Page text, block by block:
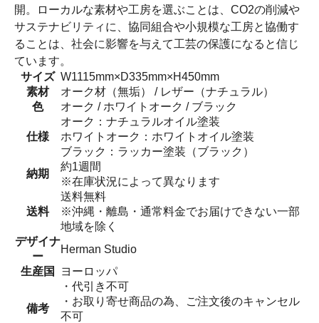
開。ローカルな素材や工房を選ぶことは、CO2の削減や
サステナビリティに、協同組合や小規模な工房と協働す
ることは、社会に影響を与えて工芸の保護になると信じ
ています。
サイズ W1115mm×D335mm×H450mm
素材
オーク材（無垢） / レザー（ナチュラル）
色
オーク / ホワイトオーク / ブラック
仕様
オーク：ナチュラルオイル塗装
ホワイトオーク：ホワイトオイル塗装
ブラック：ラッカー塗装（ブラック）
納期
約1週間
※在庫状況によって異なります
送料
送料無料
※沖縄・離島・通常料金でお届けできない一部
地域を除く
デザイナ
ー
Herman Studio
生産国
ヨーロッパ
備考
・代引き不可
・お取り寄せ商品の為、ご注文後のキャンセル
不可